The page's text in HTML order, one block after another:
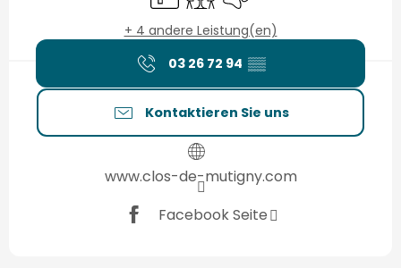
+ 4 andere Leistung(en)
03 26 72 94 ▒▒
Kontaktieren Sie uns
www.clos-de-mutigny.com
Facebook Seite